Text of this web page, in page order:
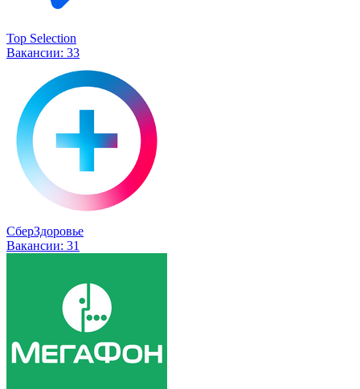
Top Selection
Вакансии: 33
СберЗдоровье
Вакансии: 31